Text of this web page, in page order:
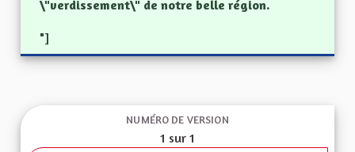
\"verdissement\" de notre belle région.
"]
NUMÉRO DE VERSION
1 sur 1